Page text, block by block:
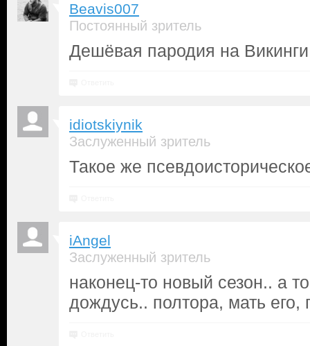
Beavis007
Постоянный зритель
Дешёвая пародия на
idiotskiynik
Заслуженный зритель
Такое же
iAngel
Заслуженный зритель
наконец-то новый сезон.. а
дождусь.. полтора, мать его,